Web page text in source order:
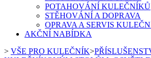
POTAHOVÁNÍ KULEČNÍKŮ
STĚHOVÁNÍ A DOPRAVA
OPRAVA A SERVIS
AKČNÍ NABÍDKA
> VŠE PRO KULEČNÍK>